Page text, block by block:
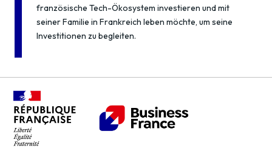
französische Tech-Ökosystem investieren und mit
seiner Familie in Frankreich leben möchte, um seine
Investitionen zu begleiten.